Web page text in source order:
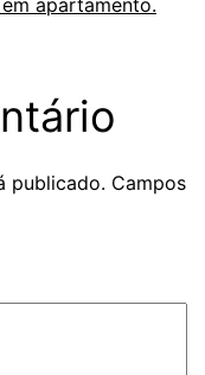
publicado. Campos